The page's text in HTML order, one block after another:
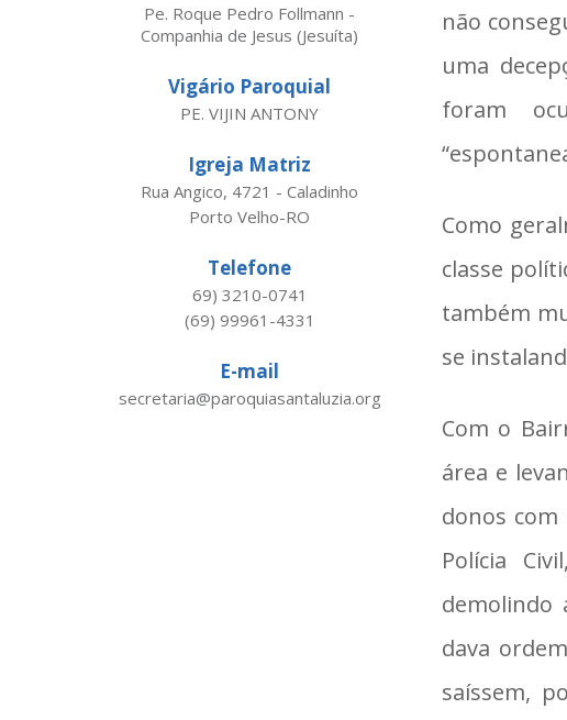
Pe. Roque Pedro Follmann -
Companhia de Jesus (Jesuíta)
Vigário Paroquial
PE. VIJIN ANTONY
Igreja Matriz
Rua Angico, 4721 - Caladinho
Porto Velho-RO
Telefone
69) 3210-0741
(69) 99961-4331
E-mail
secretaria@paroquiasantaluzia.org
não
uma
foram
Como
classe
também
se
Com o
área e
donos
Polícia
demolindo
dava
saíssem,